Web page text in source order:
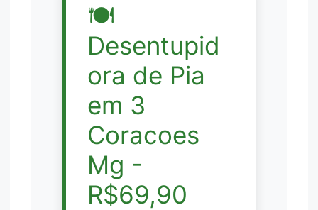
🍽️
Desentupid
ora de Pia
em 3
Coracoes
Mg -
R$69,90